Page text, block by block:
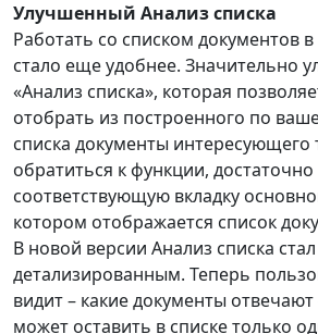
Улучшенный Анализ списка
Работать со списком документов
стало еще удобнее. Значительно
«Анализ списка», которая
отобрать из построенного по
списка документы интересующего
обратиться к функции,
соответствующую вкладку
котором отображается список
В новой версии Анализ списка
детализированным. Теперь
видит – какие документы отвечают
может оставить в списке только